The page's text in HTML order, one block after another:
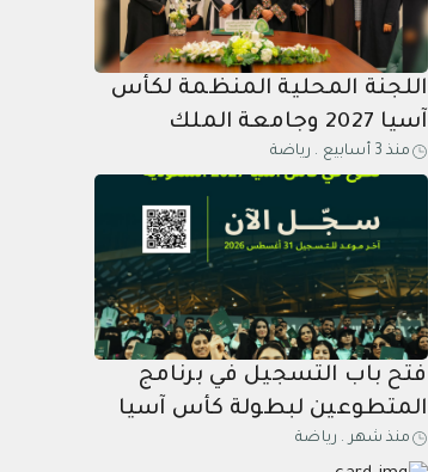
اللجنة المحلية المنظمة لكأس
آسيا 2027 وجامعة الملك
عبدالعزيز توقعان اتفاقية تعاون
في البحث والابتكار لدعم
استضافة البطولات الرياضية
منذ 3 أسابيع . رياضة
فتح باب التسجيل في برنامج
المتطوعين لبطولة كأس آسيا
السعودية 2027
منذ شهر . رياضة